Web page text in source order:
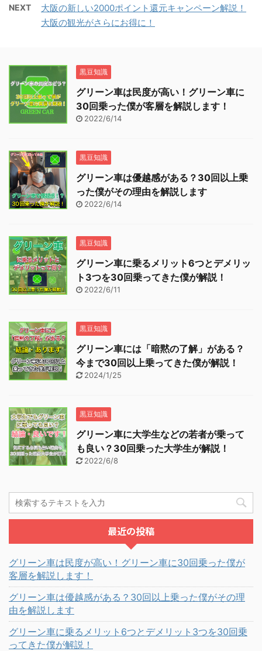
NEXT
大阪の新しい2000ポイント還元キャンペーン解説！
大阪の観光がさらにお得に！
黒豆知識
グリーン車は民度が高い！グリーン車に
30回乗った僕が客層を解説します！
2022/6/14
黒豆知識
グリーン車は優越感がある？30回以上乗
った僕がその理由を解説します
2022/6/14
黒豆知識
グリーン車に乗るメリット6つとデメリッ
ト3つを30回乗ってきた僕が解説！
2022/6/11
黒豆知識
グリーン車には「暗黙の了解」がある？
今まで30回以上乗ってきた僕が解説！
2024/1/25
黒豆知識
グリーン車に大学生などの若者が乗って
も良い？30回乗った大学生が解説！
2022/6/8
最近の投稿
グリーン車は民度が高い！グリーン車に30回乗った僕が
客層を解説します！
グリーン車は優越感がある？30回以上乗った僕がその理
由を解説します
グリーン車に乗るメリット6つとデメリット3つを30回乗
ってきた僕が解説！